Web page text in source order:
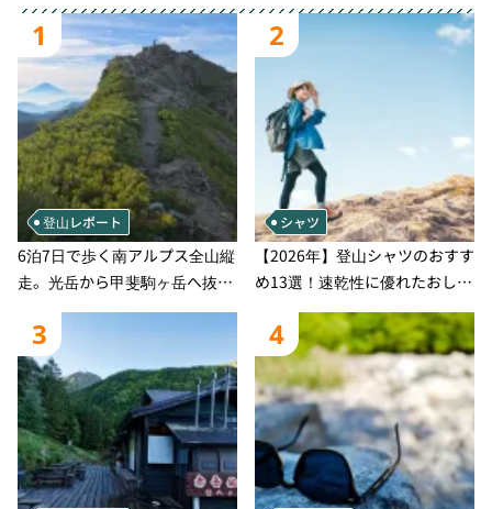
1
登山レポート
6泊7日で歩く南アルプス全山縦
走。光岳から甲斐駒ヶ岳へ抜け
る登山の記録
2
シャツ
【2026年】登山シャツのおすす
め13選！速乾性に優れたおしゃ
れなモデルを徹底紹介！
3 4